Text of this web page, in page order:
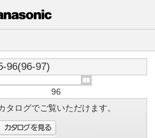
96(96-97)
96
タログでご覧いただけます。